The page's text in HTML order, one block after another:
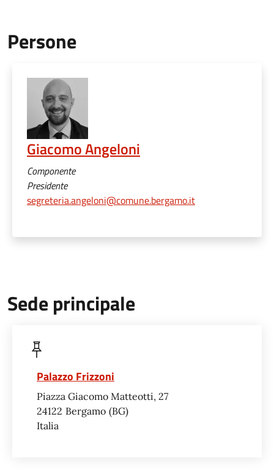
Persone
Giacomo Angeloni
Componente
Presidente
segreteria.angeloni@comune.bergamo.it
Sede principale
Palazzo Frizzoni
Piazza Giacomo Matteotti, 27
24122 Bergamo BG
Italia